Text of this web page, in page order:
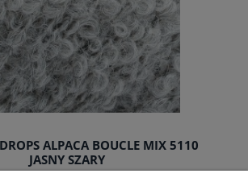
ALPACA BOUCLE MIX 5110
JASNY SZARY